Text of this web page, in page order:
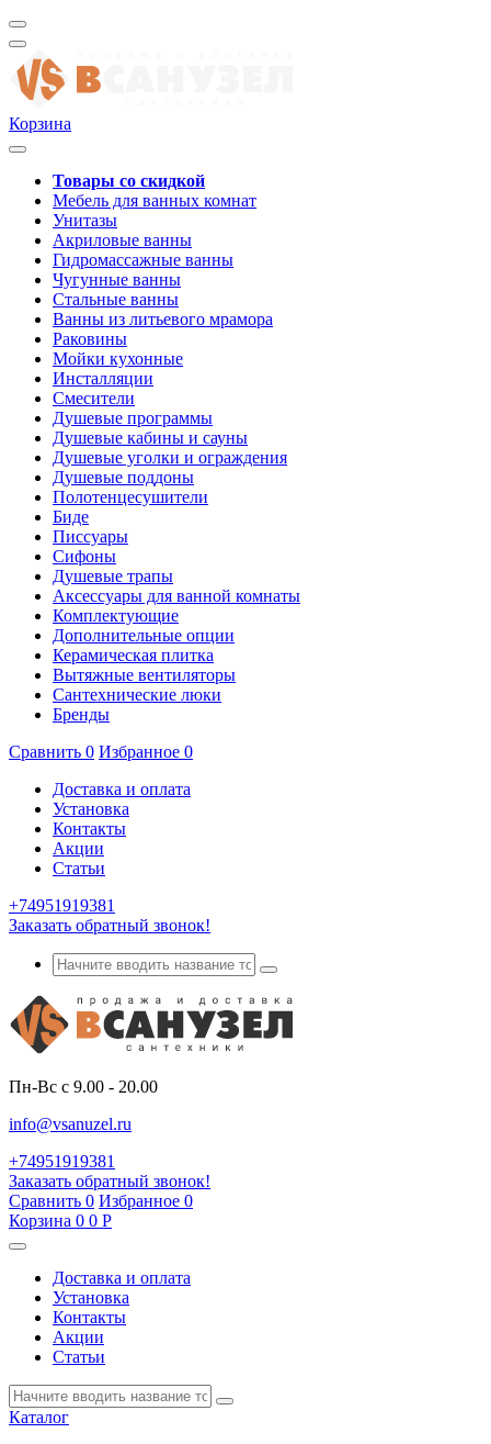
Корзина
Товары со скидкой
Мебель для ванных комнат
Унитазы
Акриловые ванны
Гидромассажные ванны
Чугунные ванны
Стальные ванны
Ванны из литьевого мрамора
Раковины
Мойки кухонные
Инсталляции
Смесители
Душевые программы
Душевые кабины и сауны
Душевые уголки и ограждения
Душевые поддоны
Полотенцесушители
Биде
Писсуары
Сифоны
Душевые трапы
Аксессуары для ванной комнаты
Комплектующие
Дополнительные опции
Керамическая плитка
Вытяжные вентиляторы
Сантехнические люки
Бренды
Сравнить 0 Избранное 0
Доставка и оплата
Установка
Контакты
Акции
Статьи
+74951919381
Заказать обратный звонок!
Пн-Вс с 9.00 - 20.00
info@vsanuzel.ru
+74951919381
Заказать обратный звонок!
Сравнить 0 Избранное 0
Корзина 0 0 Р
Доставка и оплата
Установка
Контакты
Акции
Статьи
Каталог